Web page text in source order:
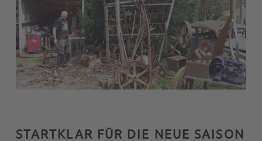
STARTKLAR FÜR DIE NEUE SAISON